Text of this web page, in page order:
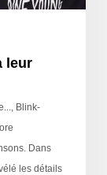
leur
Blink-
Dans
les détails